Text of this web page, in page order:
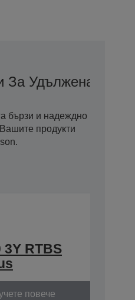
За Удължена
бързи и надеждно
продукти
3Y RTBS
повече